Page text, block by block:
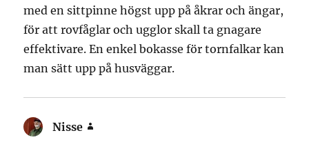
med en sittpinne högst upp på åkrar och ängar,
för att rovfåglar och ugglor skall ta gnagare
effektivare. En enkel bokasse för tornfalkar kan
man sätt upp på husväggar.
Nisse